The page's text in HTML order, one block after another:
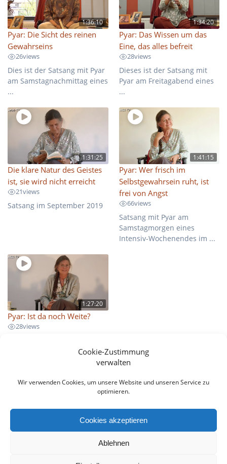
Cookie-Zustimmung
verwalten
Wir verwenden Cookies, um unsere Website und unseren Service zu
optimieren.
Cookies akzeptieren
Ablehnen
1:36:10
Pyar: Die Sicht des reinen
Gewahrseins
26views
Dies ist der Satsang mit Pyar
am Samstagnachmittag eines
...
1:34:20
Pyar: Das Wissen um das
Eine, das alles befreit
28views
Dieses ist der Satsang mit
Pyar am Freitagabend eines
...
1:31:25
Die klare Natur des Geistes
ist, sie wird nicht erreicht
21views
Satsang im September 2019
1:41:15
Pyar: Wer frisch im
Selbstgewahrsein ruht, ist
frei von Angst
66views
Satsang mit Pyar am
Samstagmorgen eines
Intensiv-Wochenendes im ...
1:27:20
Pyar: Ist da noch Weite?
28views
Freitagabend eines Intensiv-
alles befreit
Next:Next
post:
Pyar: Die Sicht des
reinen Gewahrseins